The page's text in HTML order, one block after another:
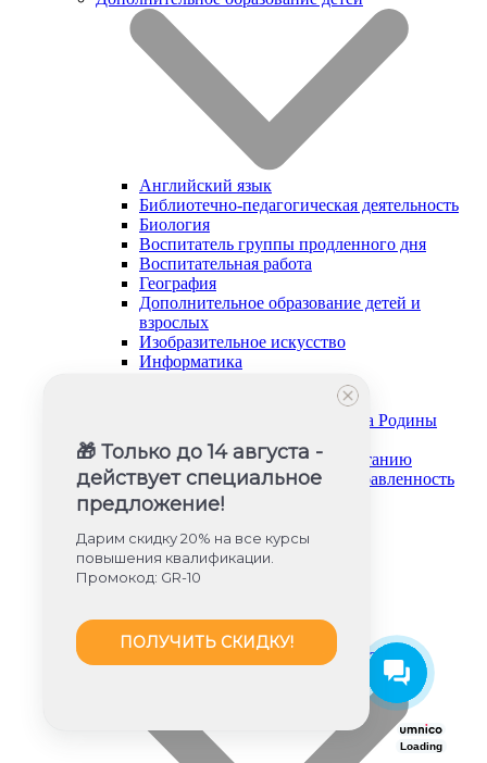
Английский язык
Библиотечно-педагогическая деятельность
Биология
Воспитатель группы продленного дня
Воспитательная работа
География
Дополнительное образование детей и
взрослых
Изобразительное искусство
Информатика
Основы безопасности и защита Родины
Русский язык и литература
Советник директора по воспитанию
Социально-гуманитарная направленность
Социальный педагог
Труд (технология)
Туризм и краеведение
Тьюторское сопровождение
Физическое воспитание
Химия
Художественная направленность
Loading
🎁 Только до 14 августа -
действует специальное
предложение!
Дарим скидку 20% на все курсы
повышения квалификации.
Промокод: GR-10
ПОЛУЧИТЬ СКИДКУ!